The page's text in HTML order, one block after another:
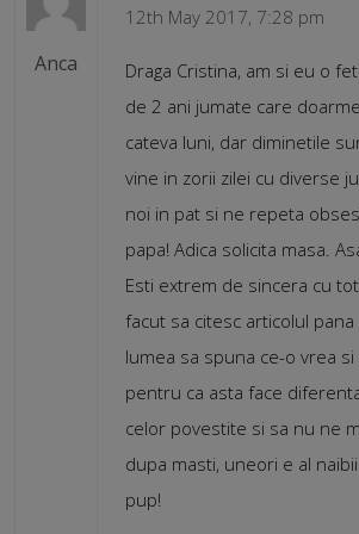
Anca
12th May 2017, 7:28 pm
Draga Cristina, am si eu o
de 2 ani jumate care
cateva luni, dar diminetile
vine in zorii zilei cu diverse
noi in pat si ne repeta
papa! Adica solicita masa.
Esti extrem de sincera cu
facut sa citesc articolul pana
lumea sa spuna ce-o vrea
pentru ca asta face
celor povestite si sa nu ne
dupa masti, uneori e al
pup!